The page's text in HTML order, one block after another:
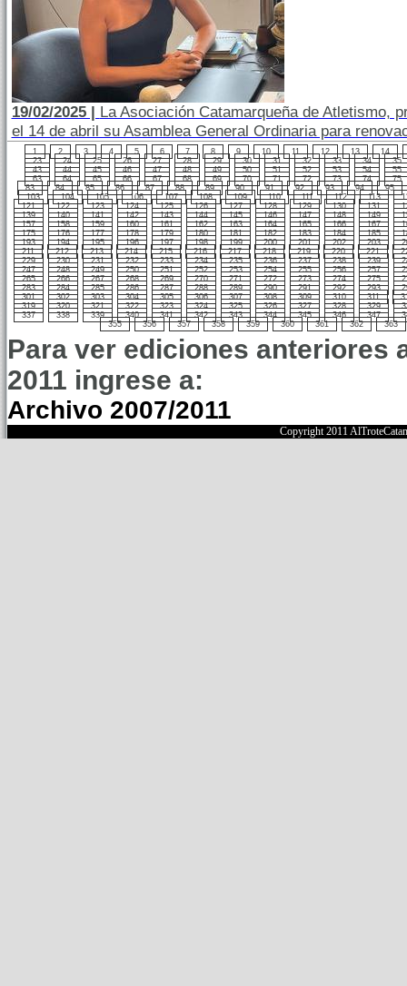
19/02/2025 | La Asociación Catamarqueña de Atletismo,
el 14 de abril su Asamblea General Ordinaria para
1 2 3 4 5 6 7 8 9 10 11 12 13
14
23
24 25 26 27 28 29 30 31 32 33 34
35
43
44 45 46 47 48 49 50 51 52 53 54
55
63
64 65 66 67 68 69 70 71 72 73 74
75
83
84 85 86 87 88 89 90 91 92 93 94
95
103
104 105 106 107 108 109 110 111 112 113
121
122 123 124 125 126 127 128 129 130 131
139
140 141 142 143 144 145 146 147 148 149
157
158 159 160 161 162 163 164 165 166 167
175
176 177 178 179 180 181 182 183 184 185
193
194 195 196 197 198 199 200 201 202 203
211
212 213 214 215 216 217 218 219 220 221
229
230 231 232 233 234 235 236 237 238 239
247
248 249 250 251 252 253 254 255 256 257
265
266 267 268 269 270 271 272 273 274 275
283
284 285 286 287 288 289 290 291 292 293
301
302 303 304 305 306 307 308 309 310 311
319
320 321 322 323 324 325 326 327 328 329
337
338 339 340 341 342 343 344 345 346 347
355
356 357 358 359 360 361 362 363
Para ver ediciones anteriores
2011 ingrese a:
Archivo 2007/2011
Copyright 2011